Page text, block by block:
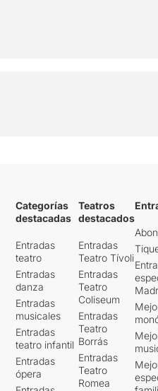
Categorías
destacadas
Entradas
teatro
Entradas
danza
Entradas
musicales
Entradas
teatro infantil
Entradas
ópera
Teatros
destacados
Entradas
Teatro Tívoli
Entradas
Teatro
Coliseum
Entradas
Teatro
Borrás
Entradas
Teatro
Romea